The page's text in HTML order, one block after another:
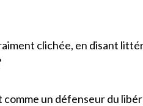
clichée, en disant
un défenseur du